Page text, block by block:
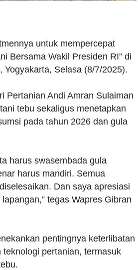
untuk mempercepat
Bersama Wakil Presiden RI” di
Selasa (8/7/2025).
Pertanian Andi Amran Sulaiman
tebu sekaligus menetapkan
pada tahun 2026 dan gula
harus swasembada gula
harus mandiri. Semua
Dan saya apresiasi
tegas Wapres Gibran
pentingnya keterlibatan
pertanian, termasuk